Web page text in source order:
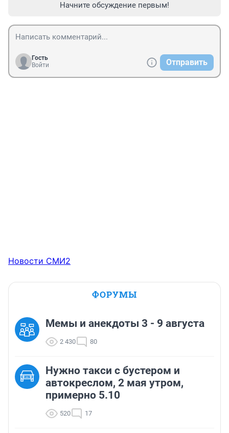
Начните обсуждение первым!
Гость
Войти
Отправить
Новости СМИ2
ФОРУМЫ
Мемы и анекдоты 3 - 9 августа
2 430 80
Нужно такси с бустером и
автокреслом, 2 мая утром,
примерно 5.10
520 17